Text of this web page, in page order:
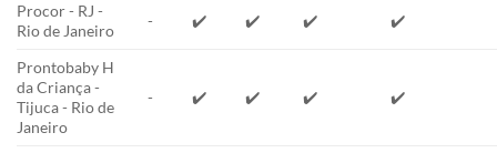
Procor - RJ -
Rio de Janeiro
- ✔️ ✔️ ✔️ ✔️
Prontobaby H
da Criança -
Tijuca - Rio de
Janeiro
- ✔️ ✔️ ✔️ ✔️